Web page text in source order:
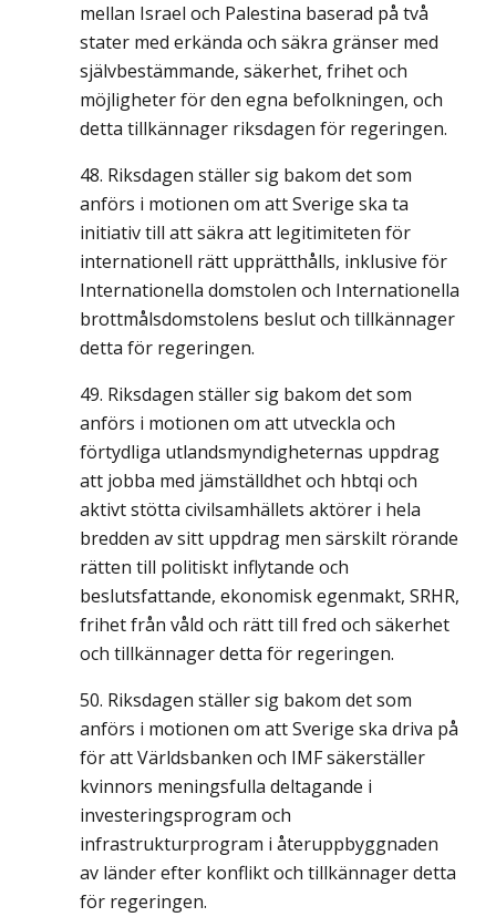
mellan Israel och Palestina baserad på två
stater med erkända och säkra gränser med
självbestämmande, säkerhet, frihet och
möjligheter för den egna befolkningen, och
detta tillkännager riksdagen för regeringen.
Riksdagen ställer sig bakom det som
anförs i motionen om att Sverige ska ta
initiativ till att säkra att legitimiteten för
internationell rätt upprätthålls, inklusive för
Internationella domstolen och Internationella
brottmålsdomstolens beslut och tillkännager
detta för regeringen.
Riksdagen ställer sig bakom det som
anförs i motionen om att utveckla och
förtydliga utlandsmyndigheternas uppdrag
att jobba med jämställdhet och hbtqi och
aktivt stötta civilsamhällets aktörer i hela
bredden av sitt uppdrag men särskilt rörande
rätten till politiskt inflytande och
beslutsfattande, ekonomisk egenmakt, SRHR,
frihet från våld och rätt till fred och säkerhet
och tillkännager detta för regeringen.
Riksdagen ställer sig bakom det som
anförs i motionen om att Sverige ska driva på
för att Världsbanken och IMF säkerställer
kvinnors meningsfulla deltagande i
investeringsprogram och
infrastrukturprogram i återuppbyggnaden
av länder efter konflikt och tillkännager detta
för regeringen.